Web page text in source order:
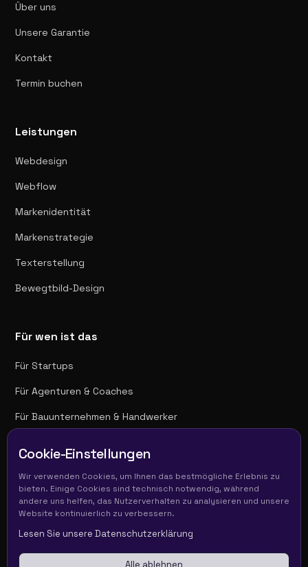
Über uns
Unsere Garantie
Kontakt
Termin buchen
Leistungen
Webdesign
Webflow
Markenidentität
Markenstrategie
Texterstellung
Bewegtbild-Design
Für wen ist das
Für Startups
Für Agenturen & Coaches
Für Bauunternehmen & Handwerker
Folge uns
Cookie-Einstellungen
Wir verwenden Cookies, um Ihnen das bestmögliche Erlebnis zu
bieten. Einige Cookies sind technisch notwendig, während
andere uns helfen, das Nutzerverhalten zu analysieren und unsere
Website kontinuierlich zu verbessern.
Lesen Sie unsere Datenschutzerklärung
Alle ablehnen